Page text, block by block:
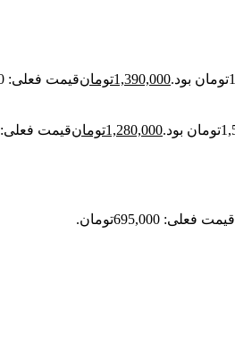
1,390,000تومانقیمت فعلی: 1,390,000تومان.
1,280,000تومانقیمت فعلی: 1,280,000تومان.
قیمت فعلی: 695,000تومان.